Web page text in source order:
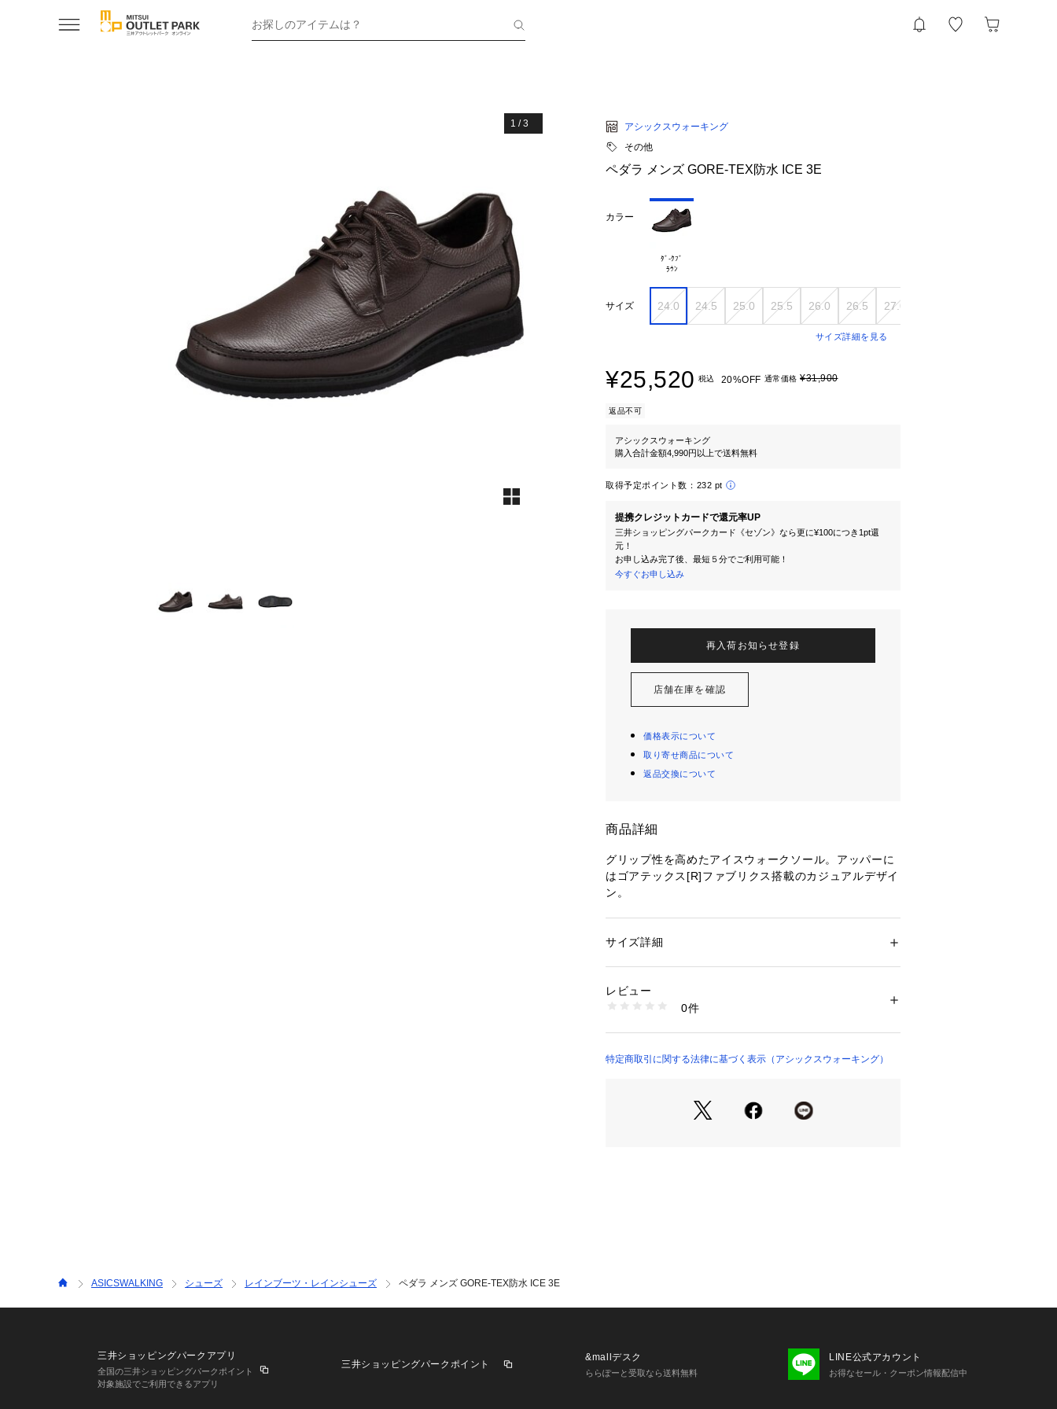
お探しのアイテムは？
1 /3
アシックスウォーキング
その他
ペダラ メンズ GORE-TEX防水 ICE 3E
カラー
ﾀﾞ-ｸﾌﾞ
サイズ 24.0 24.5 25.0 25.5 26.0 26.5 27.0
サイズ詳細を見る
¥25,520 税込 20%OFF 通常価格 ¥31,900
返品不可
アシックスウォーキング
購入合計金額4,990円以上で送料無料
取得予定ポイント数： 232 pt
提携クレジットカードで還元率UP
三井ショッピングパークカード《セゾン》なら更に¥100につき1pt還
元！
お申し込み完了後、最短５分でご利用可能！
今すぐお申し込み
再入荷お知らせ登録
店舗在庫を確認
価格表示について
取り寄せ商品について
返品交換について
商品詳細
グリップ性を高めたアイスウォークソール。アッパーに
はゴアテックス[R]ファブリクス搭載のカジュアルデザイ
ン。
性別：メンズ
商品番号：
WP014P-28 （ショップ）
サイズ詳細
レビュー
0件
特定商取引に関する法律に基づく表示（アシックスウォーキング）
ASICSWALKING シューズ レインブーツ・レインシューズ ペダラ メンズ GORE-TEX防水 ICE 3E
三井ショッピングパークアプリ
全国の三井ショッピングパークポイント
対象施設でご利用できるアプリ
三井ショッピングパークポイント
&mallデスク
ららぽーと受取なら送料無料
LINE公式アカウント
お得なセール・クーポン情報配信中